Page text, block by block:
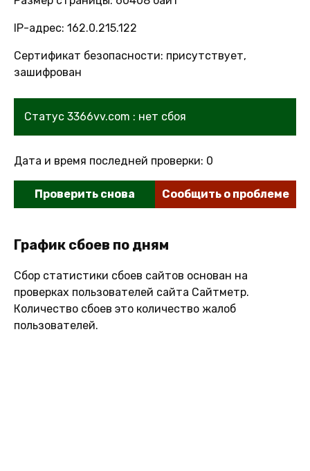
IP-адрес: 162.0.215.122
Сертификат безопасности: присутствует,
зашифрован
Статус 3366vv.com : нет сбоя
Дата и время последней проверки: 0
Проверить снова Сообщить о проблеме
График сбоев по дням
Сбор статистики сбоев сайтов основан на
проверках пользователей сайта Сайтметр.
Количество сбоев это количество жалоб
пользователей.